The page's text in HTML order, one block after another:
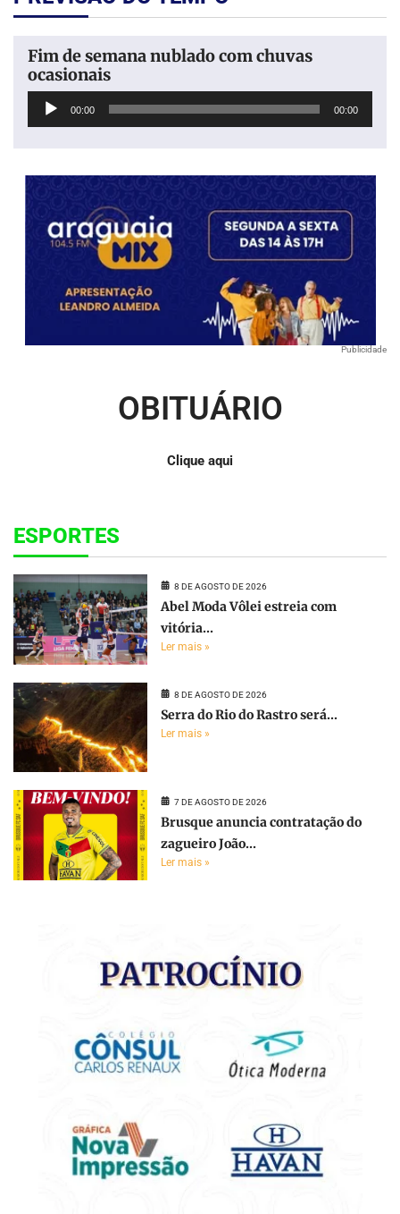
Fim de semana nublado com chuvas
ocasionais
Tocador
00:00 00:00
Publicidade
OBITUÁRIO
Clique aqui
ESPORTES
8 DE AGOSTO DE 2026
Abel Moda Vôlei estreia com
vitória...
Ler mais »
8 DE AGOSTO DE 2026
Serra do Rio do Rastro será...
Ler mais »
7 DE AGOSTO DE 2026
Brusque anuncia contratação do
zagueiro João...
Ler mais »